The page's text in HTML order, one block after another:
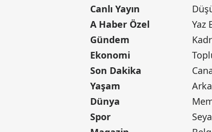
Canlı Yayın
A Haber Özel
Gündem
Ekonomi
Son Dakika
Yaşam
Dünya
Spor
Yaz